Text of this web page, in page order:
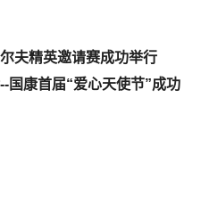
夫精英邀请赛成功举行
国康首届“爱心天使节”成功